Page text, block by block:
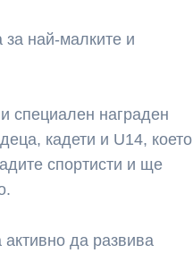
за най-малките и
специален награден
кадети и U14, което
спортисти и ще
да развива